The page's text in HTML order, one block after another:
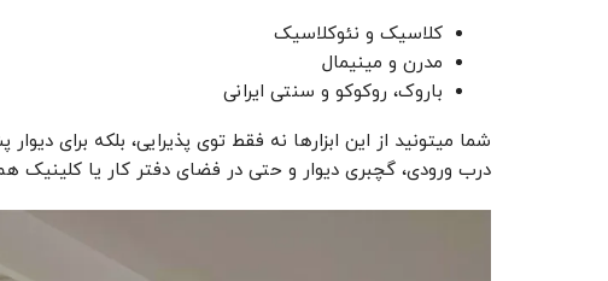
کلاسیک و نئوکلاسیک
مدرن و مینیمال
باروک، روکوکو و سنتی ایرانی
شما میتونید از این ابزارها نه فقط توی پذیرایی، بلکه برای
درب ورودی، گچبری دیوار و حتی در فضای دفتر کار یا کلینیک